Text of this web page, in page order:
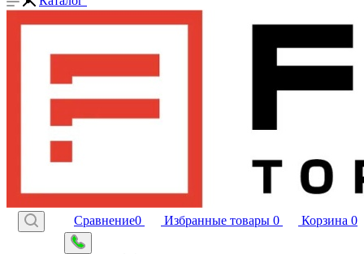
Сравнение0 Избранные товары 0 Корзина 0